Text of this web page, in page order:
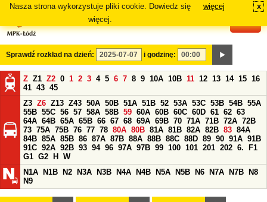
Nasza strona wykorzystuje pliki cookie. Dowiedz się
więcej.
więcej x
Sprawdź rozkład na dzień: i godzinę:
Z Z1 Z2 0 1 2 3 4 5 6 7 8 9 10A 10B 11 12 13 14 15 16
41 43 45
Z3 Z6 Z13 Z43 50A 50B 51A 51B 52 53A 53C 53B 54B 55A
55B 55C 56 57 58A 58B 59 60A 60B 60C 60D 61 62 63
64A 64B 65A 65B 66 67 68 69A 69B 70 71A 71B 72A 72B
73 75A 75B 76 77 78 80A 80B 81A 81B 82A 82B 83 84A
84B 85A 85B 86 87A 87B 88A 88B 88C 88D 89 90 91A 91B
91C 92A 92B 93 94 96 97A 97B 99 100 101 201 202 6.
F1
G1 G2 H
W
N1A
N1B N2 N3A N3B N4A N4B N5A N5B N6 N7A N7B
N8
N9